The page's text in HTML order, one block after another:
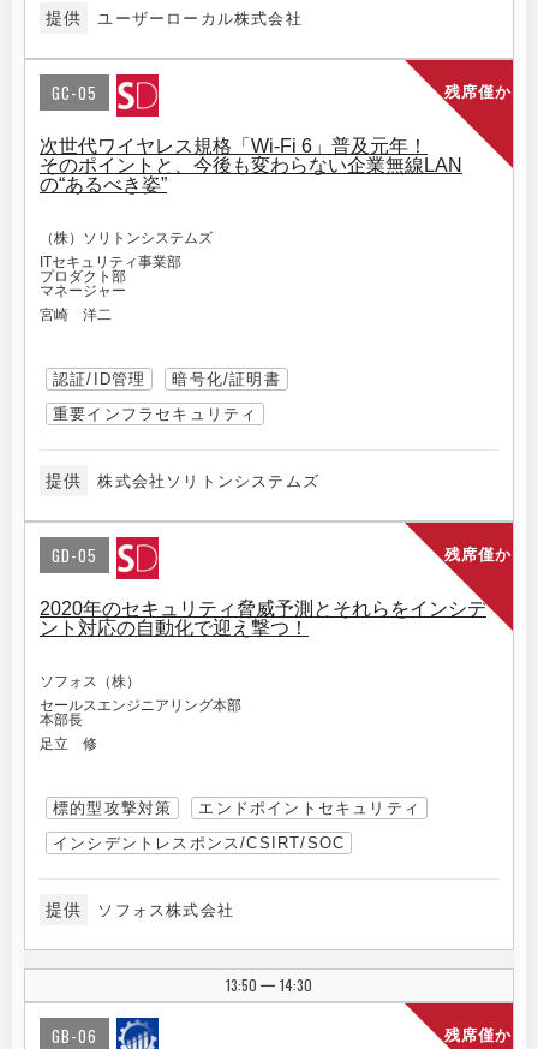
提供 ユーザーローカル株式会社
残席僅か
GC-05
次世代ワイヤレス規格「Wi-Fi 6」普及元年！
そのポイントと、今後も変わらない企業無線LAN
の“あるべき姿”
（株）ソリトンシステムズ
ITセキュリティ事業部
プロダクト部
マネージャー
宮崎 洋二
認証/ID管理
暗号化/証明書
重要インフラセキュリティ
提供 株式会社ソリトンシステムズ
残席僅か
GD-05
2020年のセキュリティ脅威予測とそれらをインシデ
ント対応の自動化で迎え撃つ！
ソフォス（株）
セールスエンジニアリング本部
本部長
足立 修
標的型攻撃対策
エンドポイントセキュリティ
インシデントレスポンス/CSIRT/SOC
提供 ソフォス株式会社
13:50 | 14:30
残席僅か
GB-06